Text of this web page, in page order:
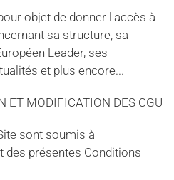
objet de donner l'accès à
sa structure, sa
Leader, ses
et plus encore...
ET MODIFICATION DES CGU
sont soumis à
des présentes Conditions